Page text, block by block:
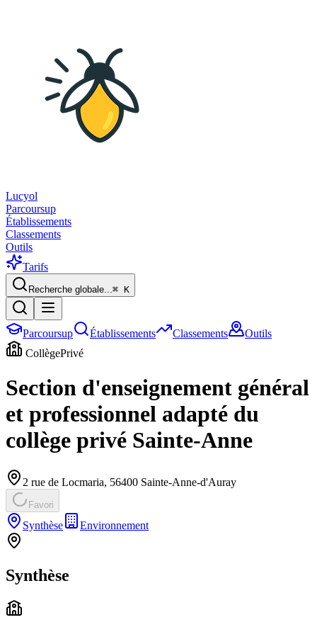
Lucyol
Parcoursup
Établissements
Classements
Outils
Tarifs
Recherche globale...⌘ K
Parcoursup Établissements Classements
Outils
CollègePrivé
Section d'enseignement général
et professionnel adapté du
collège privé Sainte-Anne
2 rue de Locmaria, 56400 Sainte-Anne-d'Auray
Favori
Synthèse Environnement
Synthèse